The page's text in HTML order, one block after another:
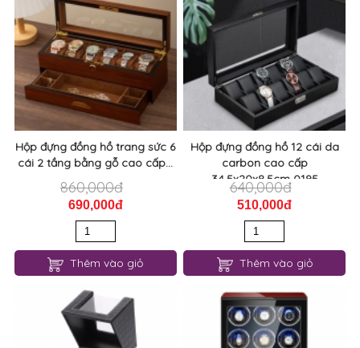
Hộp đựng đồng hồ trang sức 6
cái 2 tầng bằng gỗ cao cấp...
860,000đ
690,000đ
Thêm vào giỏ
Hộp đựng đồng hồ 12 cái da
carbon cao cấp
34.5x20x8.5cm 0195
640,000đ
510,000đ
Thêm vào giỏ